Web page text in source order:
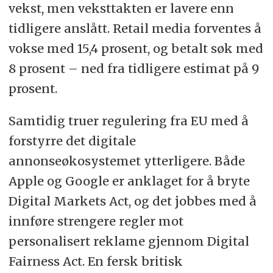
vekst, men veksttakten er lavere enn
tidligere anslått. Retail media forventes å
vokse med 15,4 prosent, og betalt søk med
8 prosent – ned fra tidligere estimat på 9
prosent.
Samtidig truer regulering fra EU med å
forstyrre det digitale
annonseøkosystemet ytterligere. Både
Apple og Google er anklaget for å bryte
Digital Markets Act, og det jobbes med å
innføre strengere regler mot
personalisert reklame gjennom Digital
Fairness Act. En fersk britisk